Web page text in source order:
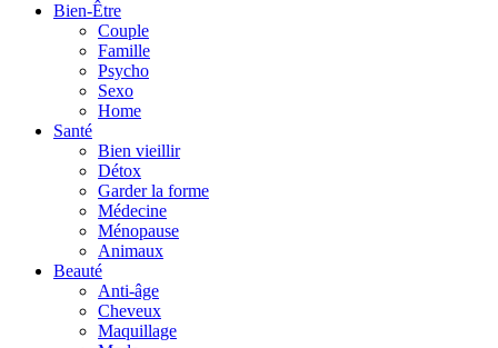
Bien-Être
Couple
Famille
Psycho
Sexo
Home
Santé
Bien vieillir
Détox
Garder la forme
Médecine
Ménopause
Animaux
Beauté
Anti-âge
Cheveux
Maquillage